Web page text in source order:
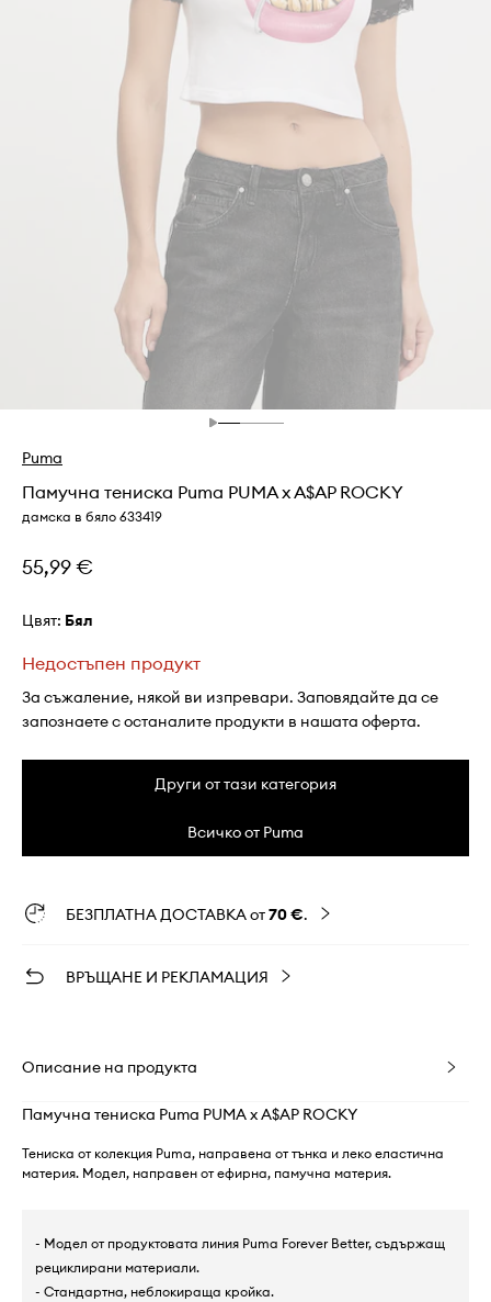
Puma
Памучна тениска Puma PUMA x A$AP ROCKY
дамска в бяло 633419
55,99 €
Цвят: бял
Недостъпен продукт
За съжаление, някой ви изпревари. Заповядайте да се
запознаете с останалите продукти в нашата оферта.
Други от тази категория
Всичко от Puma
БЕЗПЛАТНА ДОСТАВКА от70 €.
ВРЪЩАНЕ И РЕКЛАМАЦИЯ
Описание на продукта
Памучна тениска Puma PUMA x A$AP ROCKY
Тениска от колекция Puma, направена от тънка и леко еластична
материя. Модел, направен от ефирна, памучна материя.
- Модел от продуктовата линия Puma Forever Better, съдържащ
рециклирани материали.
- Стандартна, неблокираща кройка.